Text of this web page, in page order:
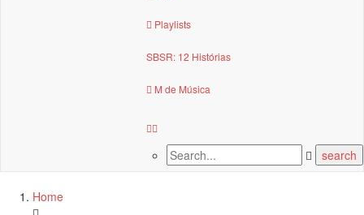
Playlists
SBSR: 12 Histórias
M de Música
Home